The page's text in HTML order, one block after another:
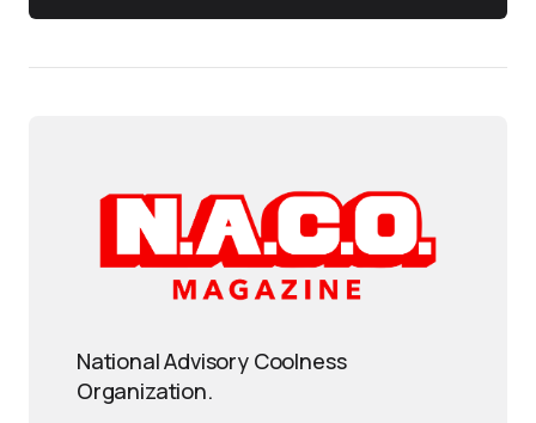
National Advisory Coolness
Organization.